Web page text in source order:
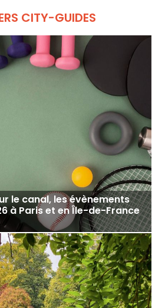
CITY-GUIDES
le canal, les évènements
à Paris et en Île-de-France